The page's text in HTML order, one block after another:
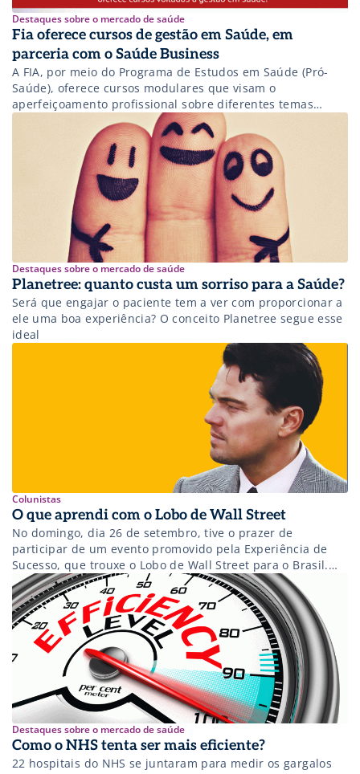
Destaques sobre o mercado de saúde
Fia oferece cursos de gestão em Saúde, em
parceria com o Saúde Business
A FIA, por meio do Programa de Estudos em Saúde (Pró-
Saúde), oferece cursos modulares que visam o
aperfeiçoamento profissional sobre diferentes temas
relacionados à gestão no setor de saúde. Esse programa
inclui cursos para executivos, workshops temáticos e
cursos personalizados para empresas. Em parceria com a
Live Healthcare Media (Live HCM), a FIA oferece: -Gestão
Destaques sobre o mercado de saúde
Planetree: quanto custa um sorriso para a Saúde?
Será que engajar o paciente tem a ver com proporcionar a
ele uma boa experiência? O conceito Planetree segue esse
ideal
Colunistas
O que aprendi com o Lobo de Wall Street
No domingo, dia 26 de setembro, tive o prazer de
participar de um evento promovido pela Experiência de
Sucesso, que trouxe o Lobo de Wall Street para o Brasil.
Sem fazer julgamentos, a história de Jordan Belfort, o Lobo
de Wall Street, é digna de nota não só porque ele fez
fortuna do zero, mas […]
Destaques sobre o mercado de saúde
Como o NHS tenta ser mais eficiente?
22 hospitais do NHS se juntaram para medir os gargalos